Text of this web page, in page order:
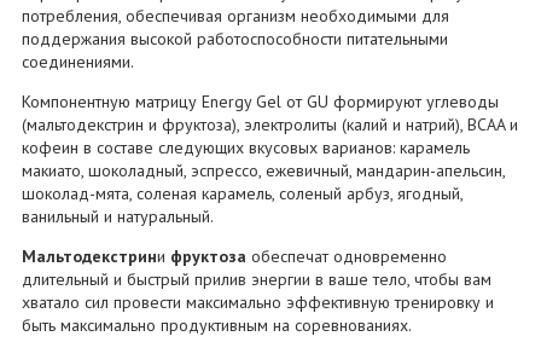
потребления, обеспечивая организм необходимыми для
поддержания высокой работоспособности питательными
соединениями.
Компонентную матрицу Energy Gel от GU формируют углеводы
(мальтодекстрин и фруктоза), электролиты (калий и натрий), BCAA и
кофеин в составе следующих вкусовых варианов: карамель
макиато, шоколадный, эспрессо, ежевичный, мандарин-апельсин,
шоколад-мята, соленая карамель, соленый арбуз, ягодный,
ванильный и натуральный.
Мальтодекстрини фруктоза обеспечат одновременно
длительный и быстрый прилив энергии в ваше тело, чтобы вам
хватало сил провести максимально эффективную тренировку и
быть максимально продуктивным на соревнованиях.